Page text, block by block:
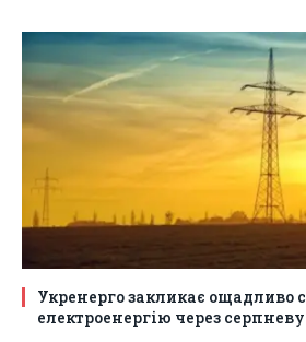
Укренерго закликає ощадливо
електроенергію через